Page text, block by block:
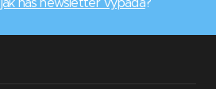
jak náš newsletter vypadá?